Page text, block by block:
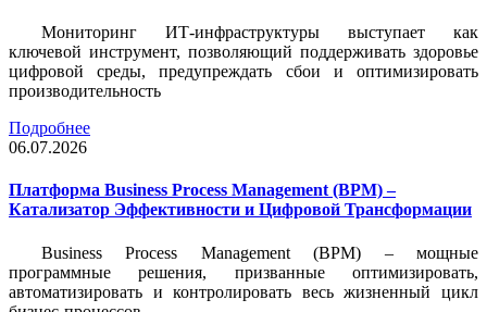
Мониторинг ИТ-инфраструктуры выступает как
ключевой инструмент, позволяющий поддерживать здоровье
цифровой среды, предупреждать сбои и оптимизировать
производительность
Подробнее
06.07.2026
Платформа Business Process Management (BPM) –
Катализатор Эффективности и Цифровой Трансформации
Business Process Management (BPM) – мощные
программные решения, призванные оптимизировать,
автоматизировать и контролировать весь жизненный цикл